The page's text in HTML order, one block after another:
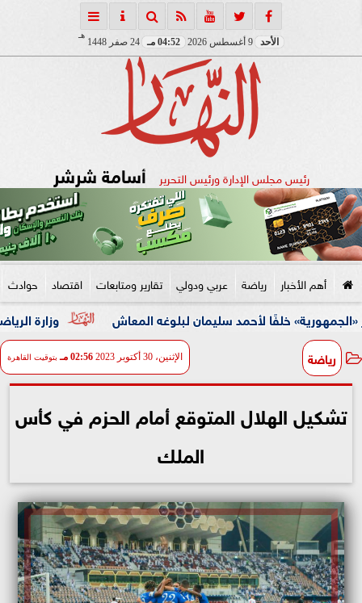
الأحد 04:52 مـ 24 صفر 1448
هـ
رئيس مجلس الإدارة ورئيس التحرير أسامة شرشر
أهم الأخبار رياضة عربي ودولي تقارير ومتابعات اقتصاد حوادث
وزارة الرياضة: اتحاد خلفًا لأحمد سليمان لبلوغه المعاش
رياضة الإثنين، 30 أكتوبر 2023 02:56 مـ بتوقيت القاهرة
تشكيل الهلال المتوقع أمام الحزم في كأس
الملك